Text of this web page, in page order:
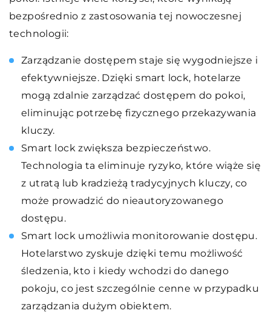
bezpośrednio z zastosowania tej nowoczesnej
technologii:
Zarządzanie dostępem staje się wygodniejsze i
efektywniejsze. Dzięki smart lock, hotelarze
mogą zdalnie zarządzać dostępem do pokoi,
eliminując potrzebę fizycznego przekazywania
kluczy.
Smart lock zwiększa bezpieczeństwo.
Technologia ta eliminuje ryzyko, które wiąże się
z utratą lub kradzieżą tradycyjnych kluczy, co
może prowadzić do nieautoryzowanego
dostępu.
Smart lock umożliwia monitorowanie dostępu.
Hotelarstwo zyskuje dzięki temu możliwość
śledzenia, kto i kiedy wchodzi do danego
pokoju, co jest szczególnie cenne w przypadku
zarządzania dużym obiektem.